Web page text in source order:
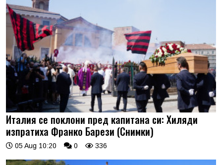
Италия се поклони пред капитана си: Хиляди
изпратиха Франко Барези (Снимки)
05 Aug 10:20 0 336